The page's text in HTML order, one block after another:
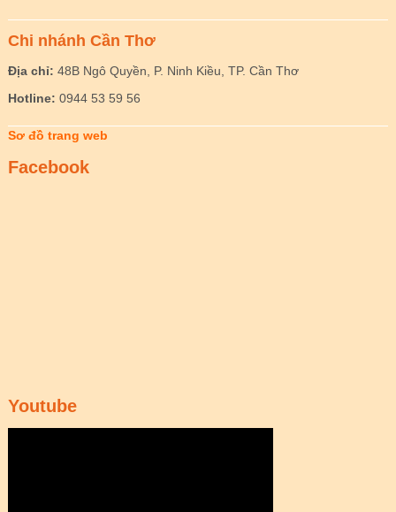
Chi nhánh Cần Thơ
Địa chỉ: 48B Ngô Quyền, P. Ninh Kiều, TP. Cần Thơ
Hotline: 0944 53 59 56
Sơ đồ trang web
Facebook
Youtube